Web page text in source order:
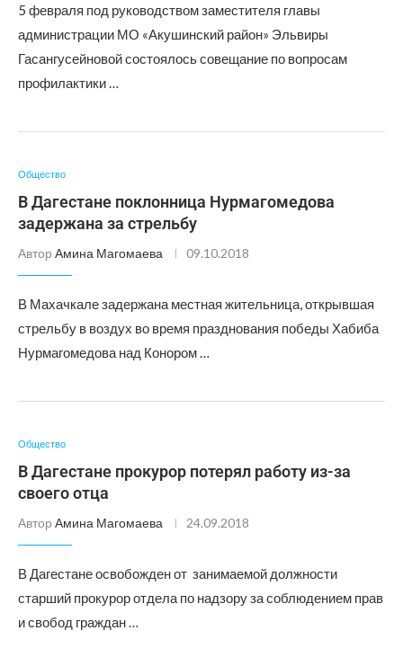
5 февраля под руководством заместителя главы
администрации МО «Акушинский район» Эльвиры
Гасангусейновой состоялось совещание по вопросам
профилактики …
Общество
В Дагестане поклонница Нурмагомедова
задержана за стрельбу
Автор Амина Магомаева 09.10.2018
В Махачкале задержана местная жительница, открывшая
стрельбу в воздух во время празднования победы Хабиба
Нурмагомедова над Конором …
Общество
В Дагестане прокурор потерял работу из-за
своего отца
Автор Амина Магомаева 24.09.2018
В Дагестане освобожден от занимаемой должности
старший прокурор отдела по надзору за соблюдением прав
и свобод граждан …